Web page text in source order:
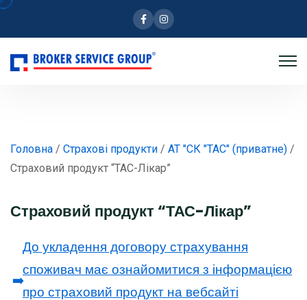
FacebookInstagram
Головна / Страхові продукти / АТ "СК "ТАС" (приватне) /
Страховий продукт “ТАС-Лікар”
Страховий продукт “ТАС-Лікар”
➡️
До укладення договору страхування
споживач має ознайомитися з інформацією
про страховий продукт на вебсайті